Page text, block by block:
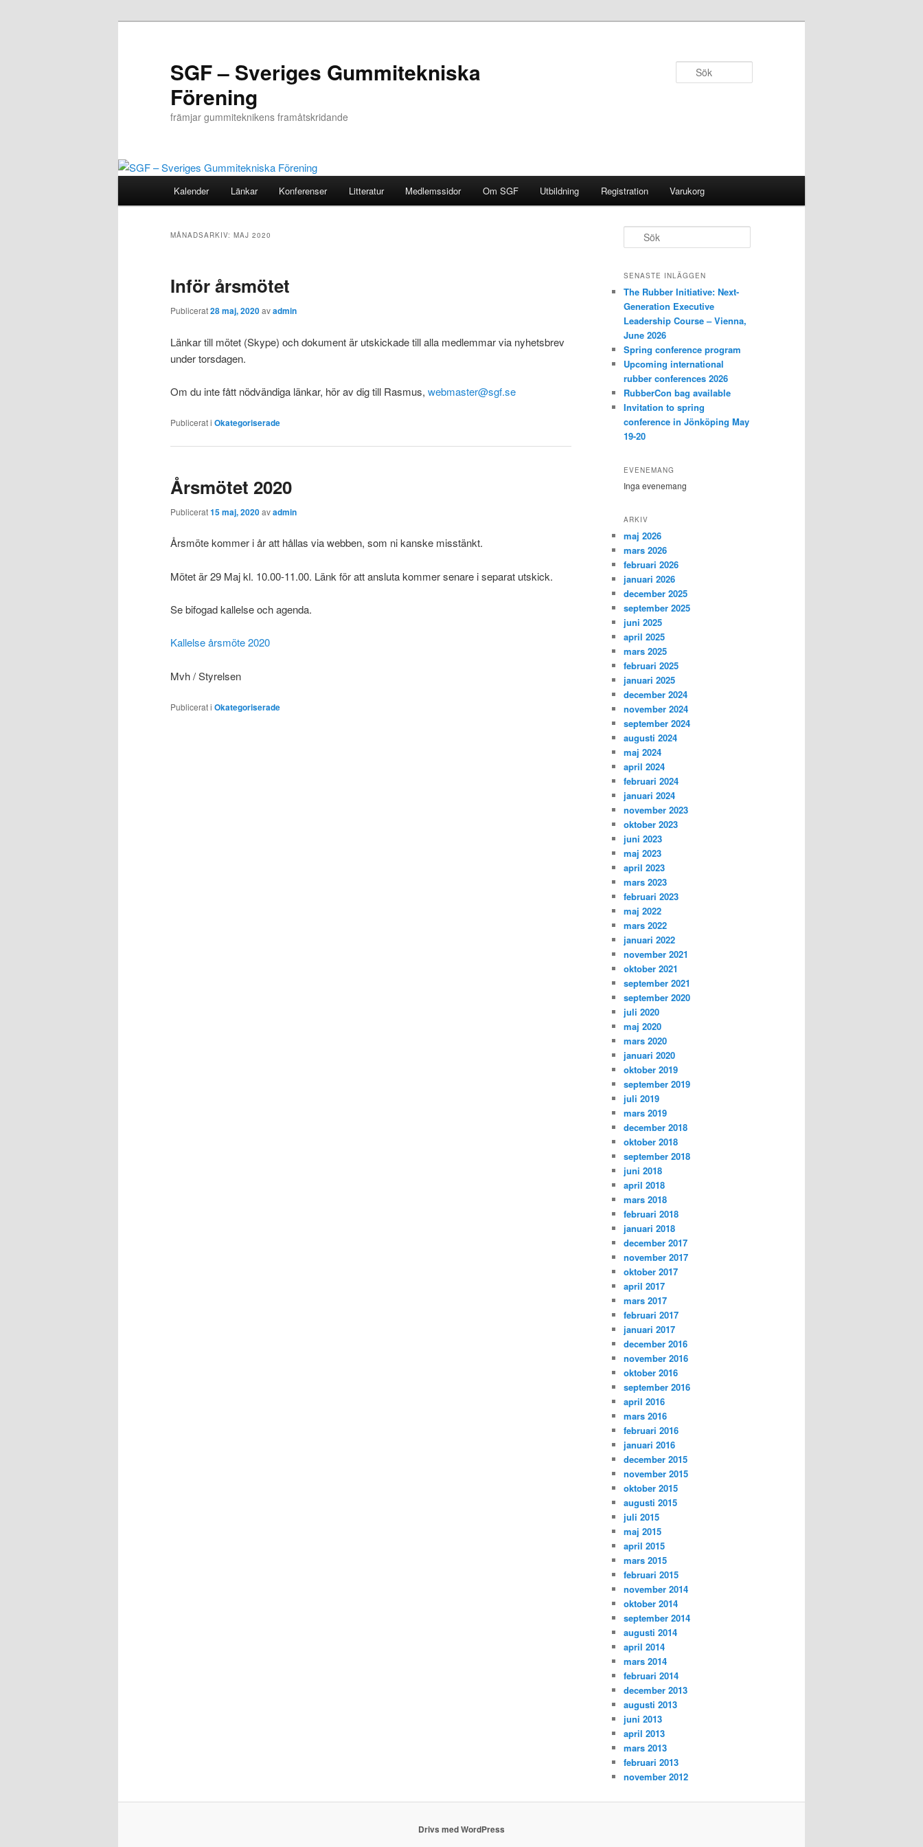
SGF – Sveriges Gummitekniska
Förening
främjar gummiteknikens framåtskridande
Kalender Länkar Konferenser Litteratur Medlemssidor Om SGF Utbildning Registration Varukorg
MÅNADSARKIV: MAJ 2020
Inför årsmötet
Publicerat28 maj, 2020avadmin
Länkar till mötet (Skype) och dokument är utskickade till alla medlemmar via nyhetsbrev
under torsdagen.
Om du inte fått nödvändiga länkar, hör av dig till Rasmus, webmaster@sgf.se
Publicerat i Okategoriserade
Årsmötet 2020
Publicerat15 maj, 2020avadmin
Årsmöte kommer i år att hållas via webben, som ni kanske misstänkt.
Mötet är 29 Maj kl. 10.00-11.00. Länk för att ansluta kommer senare i separat utskick.
Se bifogad kallelse och agenda.
Kallelse årsmöte 2020
Mvh / Styrelsen
Publicerat i Okategoriserade
ö
SENASTE INLÄGGEN
The Rubber Initiative: Next-
Generation Executive
Leadership Course – Vienna,
June 2026
Spring conference program
Upcoming international
rubber conferences 2026
RubberCon bag available
Invitation to spring
conference in Jönköping May
19-20
EVENEMANG
Inga evenemang
ARKIV
maj 2026
mars 2026
februari 2026
januari 2026
december 2025
september 2025
juni 2025
april 2025
mars 2025
februari 2025
januari 2025
december 2024
november 2024
september 2024
augusti 2024
maj 2024
april 2024
februari 2024
januari 2024
november 2023
oktober 2023
juni 2023
maj 2023
april 2023
mars 2023
februari 2023
maj 2022
mars 2022
januari 2022
november 2021
oktober 2021
september 2021
september 2020
juli 2020
maj 2020
mars 2020
januari 2020
oktober 2019
september 2019
juli 2019
mars 2019
december 2018
oktober 2018
september 2018
juni 2018
april 2018
mars 2018
februari 2018
januari 2018
december 2017
november 2017
oktober 2017
april 2017
mars 2017
februari 2017
januari 2017
december 2016
november 2016
oktober 2016
september 2016
april 2016
mars 2016
februari 2016
januari 2016
december 2015
november 2015
oktober 2015
augusti 2015
juli 2015
maj 2015
april 2015
mars 2015
februari 2015
november 2014
oktober 2014
september 2014
augusti 2014
april 2014
mars 2014
februari 2014
december 2013
augusti 2013
juni 2013
april 2013
mars 2013
februari 2013
november 2012
Drivs med WordPress